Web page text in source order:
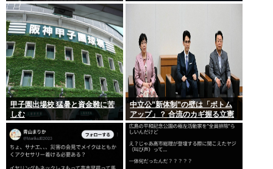
り】
せてしまうww
甲子園出場校 猛暑と資金難に苦
しむ
中立公”新体制”の壁は「ボトム
アップ」？ 合流のカギ握る立憲